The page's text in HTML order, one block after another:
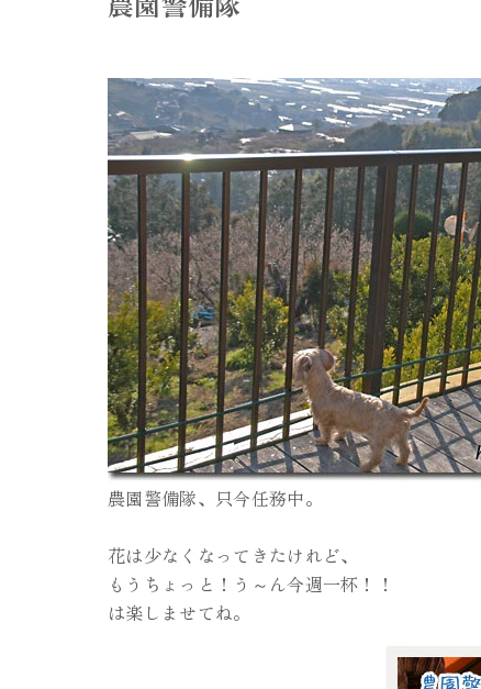
農園警備隊、只今任務中。
花は少なくなってきたけれど、
もうちょっと！う～ん今週一杯！！
は楽しませてね。